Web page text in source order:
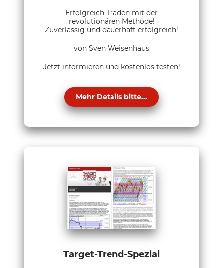
Erfolgreich Traden mit der
revolutionären Methode!
Zuverlässig und dauerhaft erfolgreich!
von Sven Weisenhaus
Jetzt informieren und kostenlos testen!
Mehr Details bitte...
Target-Trend-Spezial